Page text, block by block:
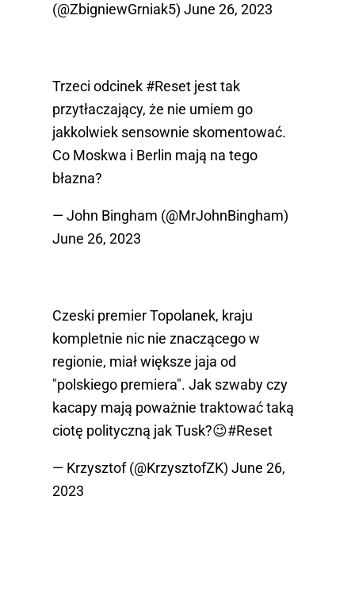
(@ZbigniewGrniak5) June 26, 2023
Trzeci odcinek #Reset jest tak
przytłaczający, że nie umiem go
jakkolwiek sensownie skomentować.
Co Moskwa i Berlin mają na tego
błazna?
— John Bingham (@MrJohnBingham)
June 26, 2023
Czeski premier Topolanek, kraju
kompletnie nic nie znaczącego w
regionie, miał większe jaja od
"polskiego premiera". Jak szwaby czy
kacapy mają poważnie traktować taką
ciotę polityczną jak Tusk?😉#Reset
— Krzysztof (@KrzysztofZK) June 26,
2023